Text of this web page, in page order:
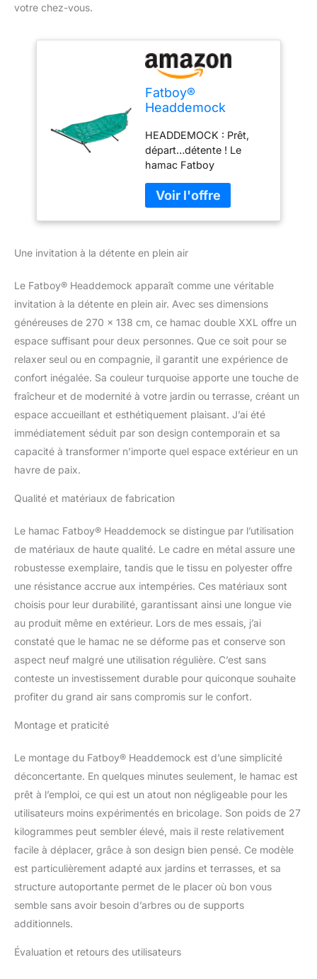
votre chez-vous.
Fatboy®
Headdemock
Double XXL |
Hamac 2
Personnes / Places
avec Support |
Turquoise |
Approprié pour
l'extérieur pour
270 x 138 cm
HEADDEMOCK : Prêt,
départ…détente ! Le
hamac Fatboy
hamac de jardin robuste
et élégant. Pas besoin
d'arbres ou de murs :
détendre partout où
Grande taille : ce hamac
avec structure de Fatboy
et 140 cm de large. Le
cadre mesure 330 cm de
long, 100 cm de large et
110 cm de haut. Assez
personnes ou avec un
peu d'espace
supplémentaire pour être
plus confortable seul.
livré avec une structure
facilement et en un rien
de temps. Ainsi, vous
pouvez profiter de ce
hamac suspendu
n'y a pas d'arbre en vue.
Montage : Fatboy
Headdemock est très
facile à monter et à
tringles, étendez le
hamac et accrochez-le
hamac à l'intérieur ou
démontez-le et rangez-le
facilement sans prendre
durable : ne vous laissez
pas tricher par ses lignes
élégantes et sa facilité de
montage. Ce hamac
robuste et extrêmement
résistant : il porte
kg, il est hydrofuge et
Une invitation à la détente en plein air
Le Fatboy® Headdemock apparaît comme une véritable
invitation à la détente en plein air. Avec ses dimensions
généreuses de 270 x 138 cm, ce hamac double XXL offre un
espace suffisant pour deux personnes. Que ce soit pour se
relaxer seul ou en compagnie, il garantit une expérience de
confort inégalée. Sa couleur turquoise apporte une touche de
fraîcheur et de modernité à votre jardin ou terrasse, créant un
espace accueillant et esthétiquement plaisant. J’ai été
immédiatement séduit par son design contemporain et sa
capacité à transformer n’importe quel espace extérieur en un
havre de paix.
Qualité et matériaux de fabrication
Le hamac Fatboy® Headdemock se distingue par l’utilisation
de matériaux de haute qualité. Le cadre en métal assure une
robustesse exemplaire, tandis que le tissu en polyester offre
une résistance accrue aux intempéries. Ces matériaux sont
choisis pour leur durabilité, garantissant ainsi une longue vie
au produit même en extérieur. Lors de mes essais, j’ai
constaté que le hamac ne se déforme pas et conserve son
aspect neuf malgré une utilisation régulière. C’est sans
conteste un investissement durable pour quiconque souhaite
profiter du grand air sans compromis sur le confort.
Montage et praticité
Le montage du Fatboy® Headdemock est d’une simplicité
déconcertante. En quelques minutes seulement, le hamac est
prêt à l’emploi, ce qui est un atout non négligeable pour les
utilisateurs moins expérimentés en bricolage. Son poids de 27
kilogrammes peut sembler élevé, mais il reste relativement
facile à déplacer, grâce à son design bien pensé. Ce modèle
est particulièrement adapté aux jardins et terrasses, et sa
structure autoportante permet de le placer où bon vous
semble sans avoir besoin d’arbres ou de supports
additionnels.
Évaluation et retours des utilisateurs